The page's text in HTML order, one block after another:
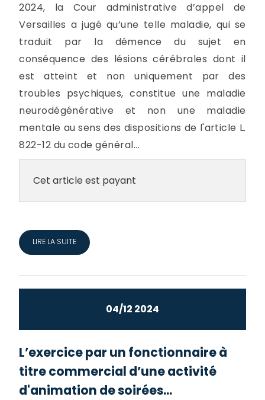
2024, la Cour administrative d’appel de
Versailles a jugé qu’une telle maladie, qui se
traduit par la démence du sujet en
conséquence des lésions cérébrales dont il
est atteint et non uniquement par des
troubles psychiques, constitue une maladie
neurodégénérative et non une maladie
mentale au sens des dispositions de l'article L.
822-12 du code général...
Cet article est payant
LIRE LA SUITE
04/12 2024
L’exercice par un fonctionnaire à
titre commercial d’une activité
d'animation de soirées...